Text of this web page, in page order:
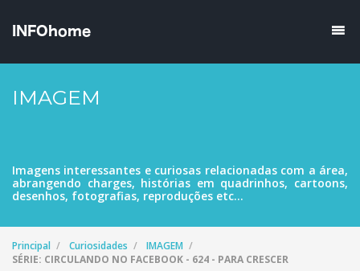
IMAGEM
Imagens interessantes e curiosas relacionadas com a área,
abrangendo charges, histórias em quadrinhos, cartoons,
desenhos, fotografias, reproduções etc...
Principal Curiosidades
IMAGEM
SÉRIE: CIRCULANDO NO FACEBOOK - 624 - PARA CRESCER